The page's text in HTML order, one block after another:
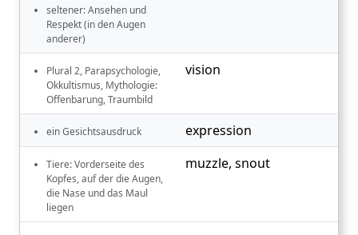
seltener: Ansehen und
Respekt (in den Augen
anderer)
Plural 2, Parapsychologie,
Okkultismus, Mythologie:
Offenbarung, Traumbild
vision
ein Gesichtsausdruck expression
Tiere: Vorderseite des
Kopfes, auf der die Augen,
die Nase und das Maul
liegen
muzzle, snout